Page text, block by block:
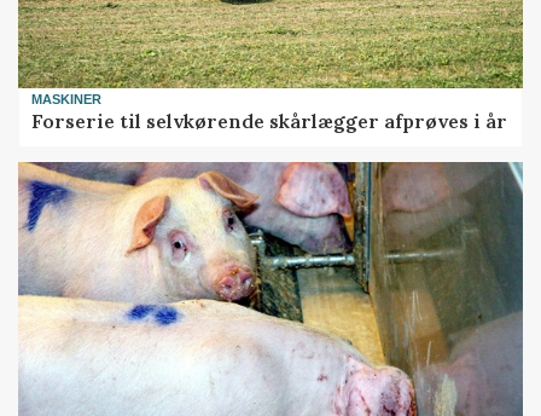
MASKINER
Forserie til selvkørende skårlægger afprøves i år